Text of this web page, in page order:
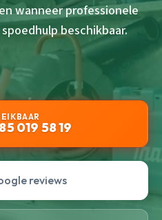
wanneer professionele
beschikbaar.
019 58 19
reviews